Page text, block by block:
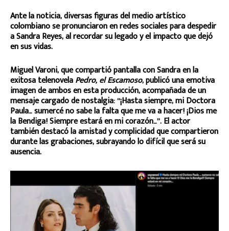
Ante la noticia, diversas figuras del medio artístico
colombiano se pronunciaron en redes sociales para despedir
a Sandra Reyes, al recordar su legado y el impacto que dejó
en sus vidas.
Miguel Varoni, que compartió pantalla con Sandra en la
exitosa telenovelaPedro, el Escamoso, publicó una emotiva
imagen de ambos en esta producción, acompañada de un
mensaje cargado de nostalgia: “¡Hasta siempre, mi Doctora
Paula… sumercé no sabe la falta que me va a hacer! ¡Dios me
la Bendiga! Siempre estará en mi corazón…”. El actor
también destacó la amistad y complicidad que compartieron
durante las grabaciones, subrayando lo difícil que será su
ausencia.